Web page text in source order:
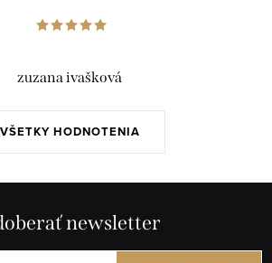
VŠETKY HODNOTENIA
zuzana ivašková
newsletter